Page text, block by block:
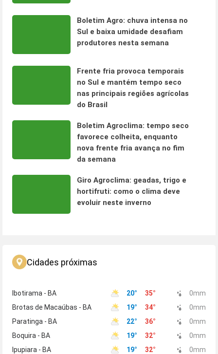
Boletim Agro: chuva intensa no
Sul e baixa umidade desafiam
produtores nesta semana
Frente fria provoca temporais
no Sul e mantém tempo seco
nas principais regiões agrícolas
do Brasil
Boletim Agroclima: tempo seco
favorece colheita, enquanto
nova frente fria avança no fim
da semana
Giro Agroclima: geadas, trigo e
hortifruti: como o clima deve
evoluir neste inverno
Cidades próximas
Ibotirama - BA 20° 35° 0mm
Brotas de Macaúbas - BA
19° 34° 0mm
Paratinga - BA
22° 36° 0mm
Boquira - BA
19° 32° 0mm
Ipupiara - BA
19° 32° 0mm